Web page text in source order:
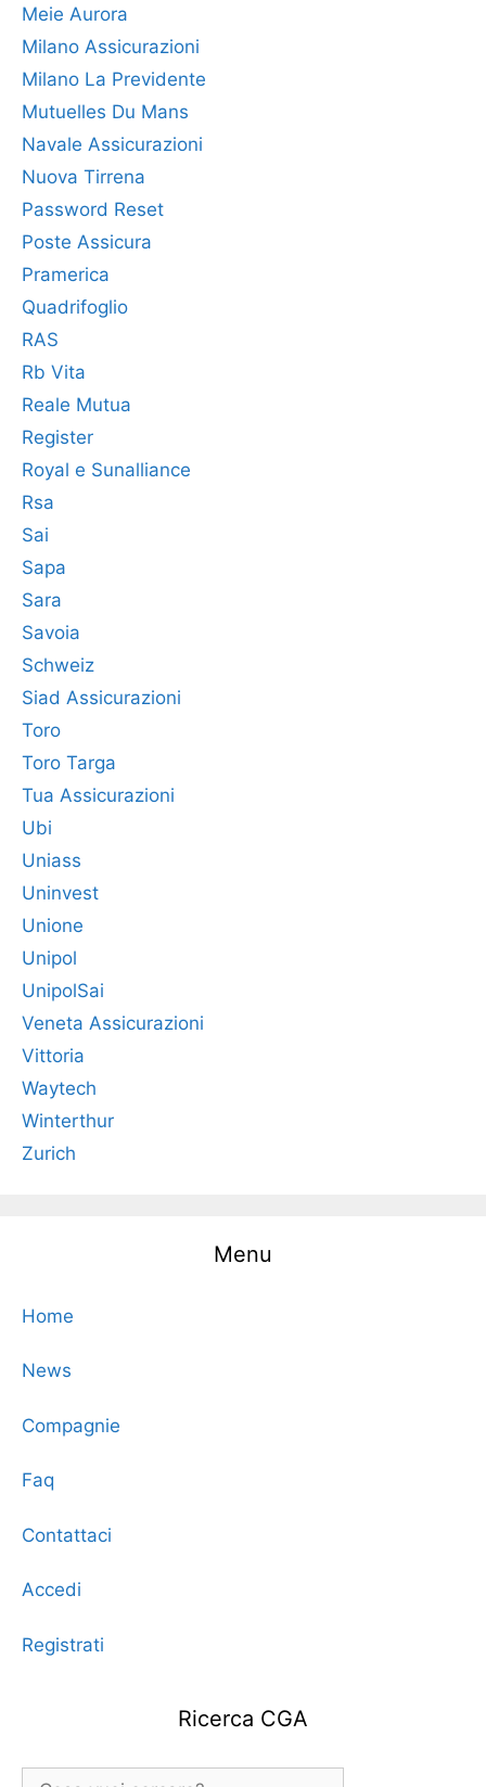
Meie Aurora
Milano Assicurazioni
Milano La Previdente
Mutuelles Du Mans
Navale Assicurazioni
Nuova Tirrena
Password Reset
Poste Assicura
Pramerica
Quadrifoglio
RAS
Rb Vita
Reale Mutua
Register
Royal e Sunalliance
Rsa
Sai
Sapa
Sara
Savoia
Schweiz
Siad Assicurazioni
Toro
Toro Targa
Tua Assicurazioni
Ubi
Uniass
Uninvest
Unione
Unipol
UnipolSai
Veneta Assicurazioni
Vittoria
Waytech
Winterthur
Zurich
Menu
Home
News
Compagnie
Faq
Contattaci
Accedi
Registrati
Ricerca CGA